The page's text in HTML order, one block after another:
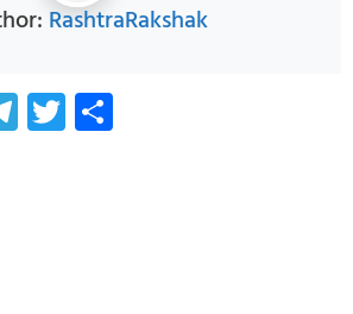
RashtraRakshak
Telegram
Twitter